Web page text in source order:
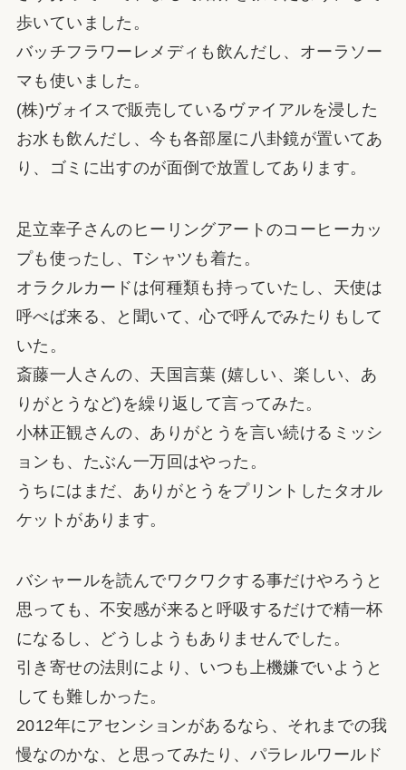
歩いていました。
バッチフラワーレメディも飲んだし、オーラソー
マも使いました。
(株)ヴォイスで販売しているヴァイアルを浸した
お水も飲んだし、今も各部屋に八卦鏡が置いてあ
り、ゴミに出すのが面倒で放置してあります。
足立幸子さんのヒーリングアートのコーヒーカッ
プも使ったし、Tシャツも着た。
オラクルカードは何種類も持っていたし、天使は
呼べば来る、と聞いて、心で呼んでみたりもして
いた。
斎藤一人さんの、天国言葉 (嬉しい、楽しい、あ
りがとうなど)を繰り返して言ってみた。
小林正観さんの、ありがとうを言い続けるミッシ
ョンも、たぶん一万回はやった。
うちにはまだ、ありがとうをプリントしたタオル
ケットがあります。
バシャールを読んでワクワクする事だけやろうと
思っても、不安感が来ると呼吸するだけで精一杯
になるし、どうしようもありませんでした。
引き寄せの法則により、いつも上機嫌でいようと
しても難しかった。
2012年にアセンションがあるなら、それまでの我
慢なのかな、と思ってみたり、パラレルワールド